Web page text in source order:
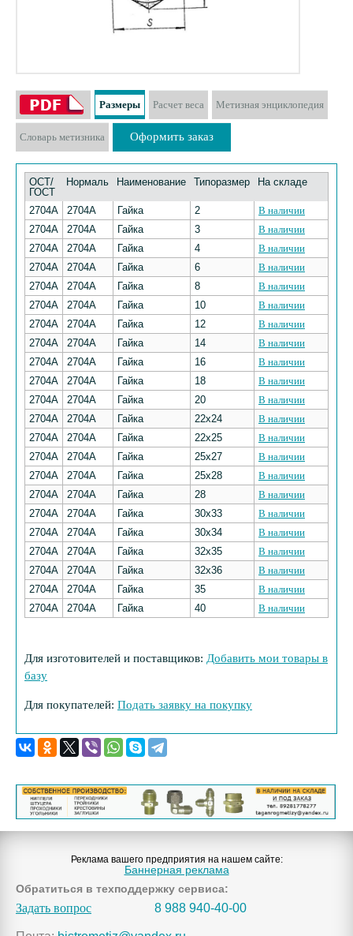
Размеры Расчет веса Метизная энциклопедия
Словарь метизника Оформить заказ
ОСТ/
ГОСТ
Нормаль Наименование Типоразмер На складе
2704А 2704А Гайка 2
В наличии
2704А
2704А Гайка 3
В наличии
2704А
2704А Гайка 4
В наличии
2704А
2704А Гайка 6
В наличии
2704А
2704А Гайка 8
В наличии
2704А
2704А Гайка 10
В наличии
2704А
2704А Гайка 12
В наличии
2704А
2704А Гайка 14
В наличии
2704А
2704А Гайка 16
В наличии
2704А
2704А Гайка 18
В наличии
2704А
2704А Гайка 20
В наличии
2704А
2704А Гайка 22х24
В наличии
2704А
2704А Гайка 22х25
В наличии
2704А
2704А Гайка 25х27
В наличии
2704А
2704А Гайка 25х28
В наличии
2704А
2704А Гайка 28
В наличии
2704А
2704А Гайка 30х33
В наличии
2704А
2704А Гайка 30х34
В наличии
2704А
2704А Гайка 32х35
В наличии
2704А
2704А Гайка 32х36
В наличии
2704А
2704А Гайка 35
В наличии
2704А
2704А Гайка 40 В наличии
Для изготовителей и поставщиков: Добавить мои товары в
базу
Для покупателей: Подать заявку на покупку
Реклама вашего предприятия на нашем сайте:
Баннерная реклама
Обратиться в техподдержку сервиса:
Задать вопрос 8 988 940-40-00